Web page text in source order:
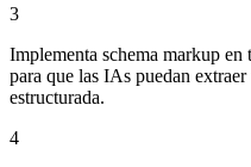
3
Implementa schema markup
para que las IAs puedan
estructurada.
4